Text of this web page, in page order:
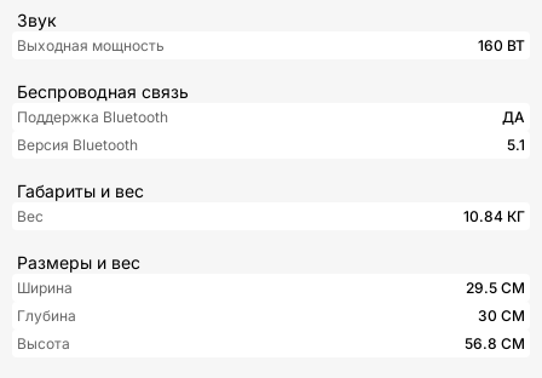
Звук
Выходная мощность 160 ВТ
Беспроводная связь
Поддержка Bluetooth
ДА
Версия Bluetooth
5.1
Габариты и вес
Вес 10.84 КГ
Размеры и вес
Ширина
29.5 СМ
Глубина
30 СМ
Высота
56.8 СМ